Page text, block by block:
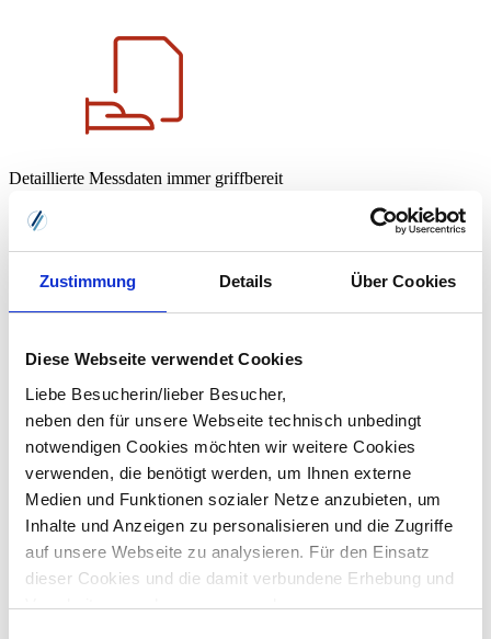
Zustimmung Details Über Cookies
Diese Webseite verwendet Cookies
Liebe Besucherin/lieber Besucher,
neben den für unsere Webseite technisch unbedingt
notwendigen Cookies möchten wir weitere Cookies
verwenden, die benötigt werden, um Ihnen externe
Medien und Funktionen sozialer Netze anzubieten, um
Inhalte und Anzeigen zu personalisieren und die Zugriffe
auf unsere Webseite zu analysieren. Für den Einsatz
dieser Cookies und die damit verbundene Erhebung und
Verarbeitung auch von personenbezogenen
Detaillierte Messdaten immer griffbereit
Ihre Vorteile durch unseren Service
Fehlerquellen und Performance-Engpässen
Verbessern Sie die Verfügbarkeit Ihrer IT-Infrastruktur
Vorteile nutzen
Customer Service
Exzellenter Support für Ihre IT-Anforderungen
Unser IT Customer Service bietet Ihnen umfassende Unterstützung
und schnelle Lösungen für alle Ihre IT-Anliegen. Von der Behebung
technischer Probleme bis hin zurBeratungbei IT-Fragen – wir